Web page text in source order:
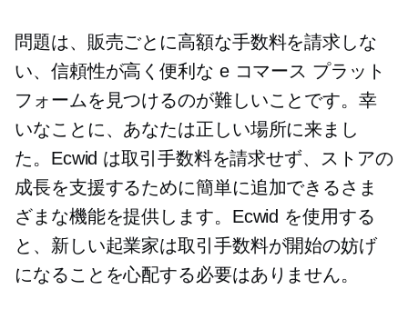
問題は、販売ごとに高額な手数料を請求しな
い、信頼性が高く便利な e コマース プラット
フォームを見つけるのが難しいことです。幸
いなことに、あなたは正しい場所に来まし
た。Ecwid は取引手数料を請求せず、ストアの
成長を支援するために簡単に追加できるさま
ざまな機能を提供します。Ecwid を使用する
と、新しい起業家は取引手数料が開始の妨げ
になることを心配する必要はありません。